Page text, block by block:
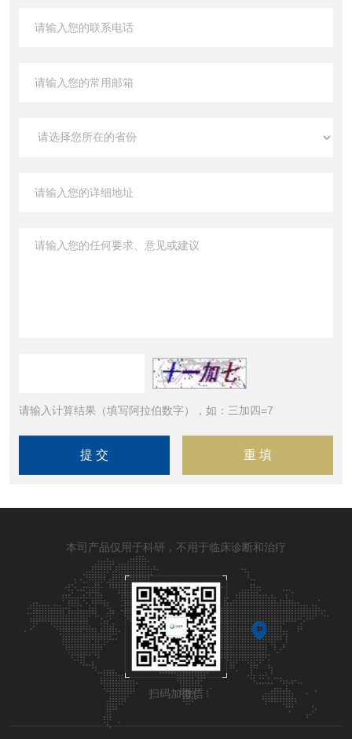
请输入计算结果（填写阿拉伯数字），如：三加四=7
本司产品仅用于科研，不用于临床诊断和治疗
扫码加微信